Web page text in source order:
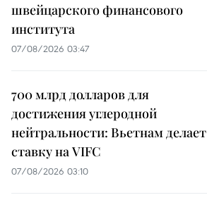
швейцарского финансового
института
07/08/2026 03:47
700 млрд долларов для
достижения углеродной
нейтральности: Вьетнам делает
ставку на VIFC
07/08/2026 03:10